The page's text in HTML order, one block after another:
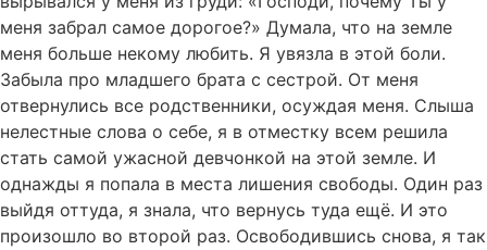
меня забрал самое дорогое?» Думала, что на земле
меня больше некому любить. Я увязла в этой боли.
Забыла про младшего брата с сестрой. От меня
отвернулись все родственники, осуждая меня. Слыша
нелестные слова о себе, я в отместку всем решила
стать самой ужасной девчонкой на этой земле. И
однажды я попала в места лишения свободы. Один раз
выйдя оттуда, я знала, что вернусь туда ещё. И это
произошло во второй раз. Освободившись снова, я так